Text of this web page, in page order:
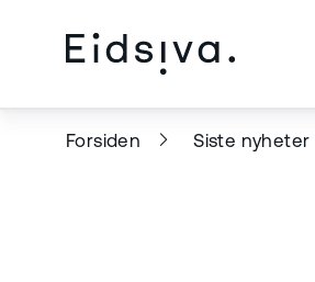
Forsiden Siste nyheter